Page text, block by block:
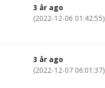
3 år ago
(2022-12-06 01:42:55)
3 år ago
(2022-12-07 06:01:37)